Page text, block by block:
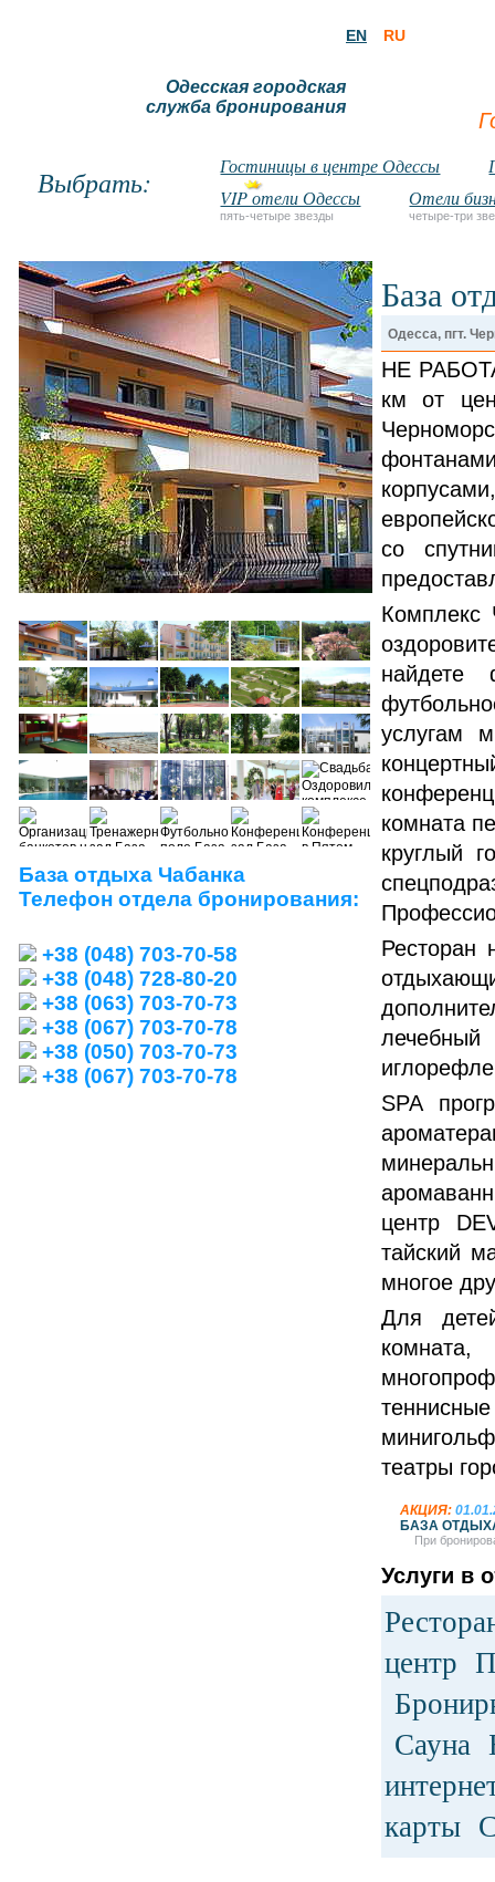
Одесская городская
служба бронирования
EN RU
Выбрать: Гостиницы в центре Одессы
VIP отели Одессы
пять-четыре звезды
Отели
четыре-три
База отдыха Чабанка
Телефон отдела бронирования:
+38 (048) 703-70-58
+38 (048) 728-80-20
+38 (063) 703-70-73
+38 (067) 703-70-78
+38 (050) 703-70-73
+38 (067) 703-70-78
База
Одесса, пгт.
НЕ
км от
со
Комплекс
найдете
услугам
комната
круглый
Ресторан
SPA
центр
тайский
многое
Для
театры
АКЦИЯ:
БАЗА
При
Услуги в
центр
Сауна
карты